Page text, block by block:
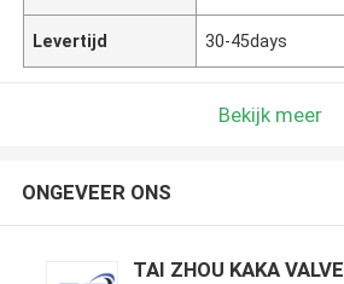
Levertijd 30-45days
Bekijk meer
ONGEVEER ONS
TAI ZHOU KAKA VALVE